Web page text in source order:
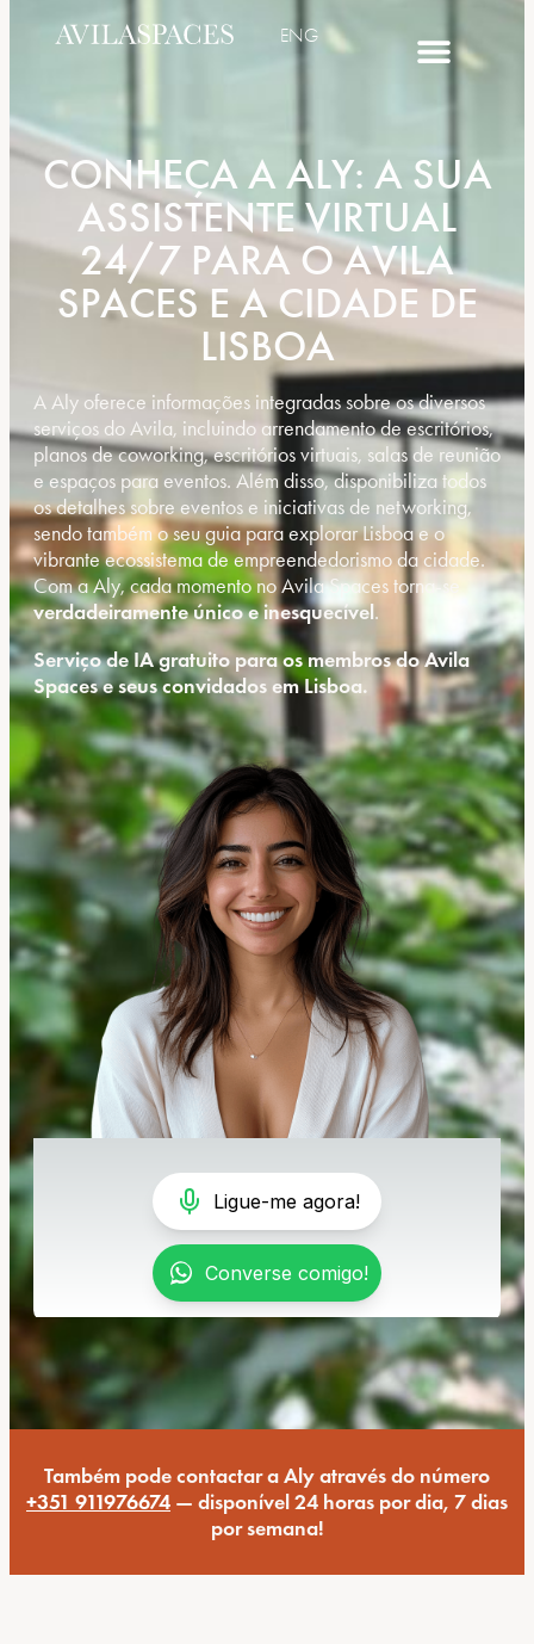
ENG
CONHEÇA A ALY: A SUA
ASSISTENTE VIRTUAL
24/7 PARA O AVILA
SPACES E A CIDADE DE
LISBOA
A Aly oferece informações integradas sobre os diversos
serviços do Avila, incluindo arrendamento de escritórios,
planos de coworking, escritórios virtuais, salas de reunião
e espaços para eventos. Além disso, disponibiliza todos
os detalhes sobre eventos e iniciativas de networking,
sendo também o seu guia para explorar Lisboa e o
vibrante ecossistema de empreendedorismo da cidade.
Com a Aly, cada momento no Avila Spaces torna-se
verdadeiramente único e inesquecível.
Serviço de IA gratuito para os membros do Avila
Spaces e seus convidados em Lisboa.
Também pode contactar a Aly através do número
+351 911976674 — disponível 24 horas por dia, 7 dias
por semana!